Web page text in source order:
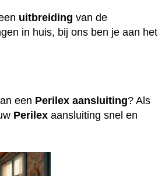
uitbreiding van de
in huis, bij ons ben je aan het
een Perilex aansluiting? Als
Perilex aansluiting snel en